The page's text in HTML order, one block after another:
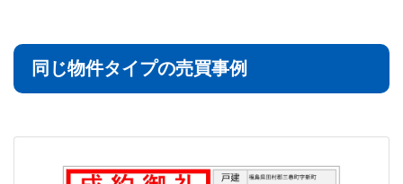
同じ物件タイプの売買事例